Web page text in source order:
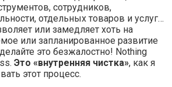
сотрудников,
отдельных товаров и услуг…
или замедляет хоть на
или запланированное развитие
это безжалостно! Nothing
Это «внутренняя чистка», как я
этот процесс.